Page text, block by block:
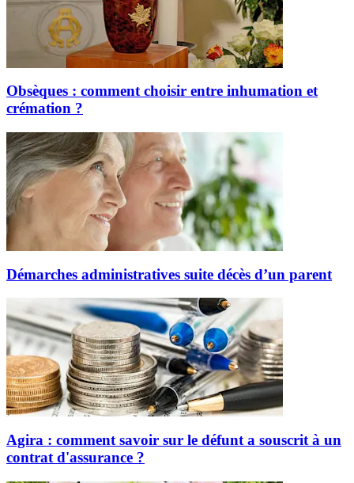
Obsèques : comment choisir entre inhumation et
crémation ?
Démarches administratives suite décès d’un parent
Agira : comment savoir sur le défunt a souscrit à un
contrat d'assurance ?